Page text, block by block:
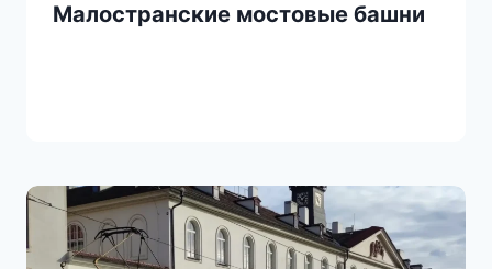
Малостранские мостовые башни